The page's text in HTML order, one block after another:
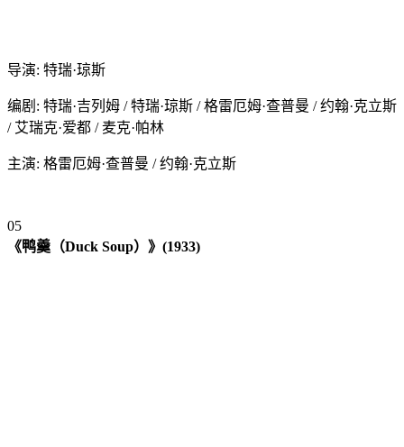
导演: 特瑞·琼斯
编剧: 特瑞·吉列姆 / 特瑞·琼斯 / 格雷厄姆·查普曼 / 约翰·克立斯
/ 艾瑞克·爱都 / 麦克·帕林
主演: 格雷厄姆·查普曼 / 约翰·克立斯
05
《鸭羹（Duck Soup）》(1933)